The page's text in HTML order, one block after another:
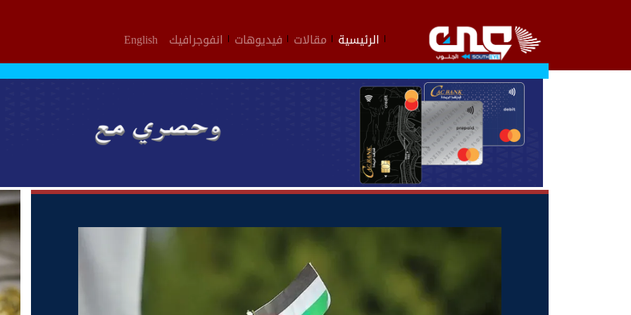
الرئيسية مقالات فيديوهات انفوجرافيك English